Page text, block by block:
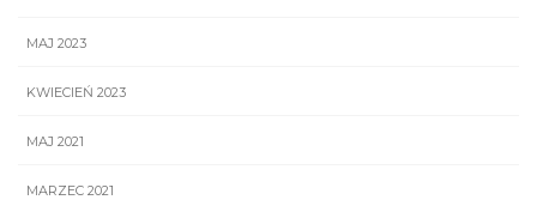
MAJ 2023
KWIECIEŃ 2023
MAJ 2021
MARZEC 2021